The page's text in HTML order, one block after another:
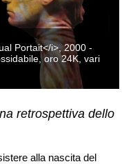
Portait</i>, 2000 -
oro 24K, vari
retrospettiva dello
alla nascita del